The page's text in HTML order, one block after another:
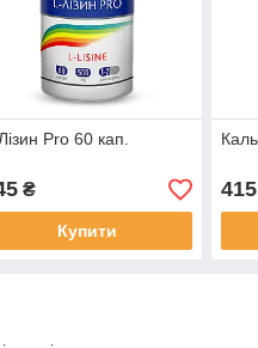
Pro 60 кап.
₴
Купити
415